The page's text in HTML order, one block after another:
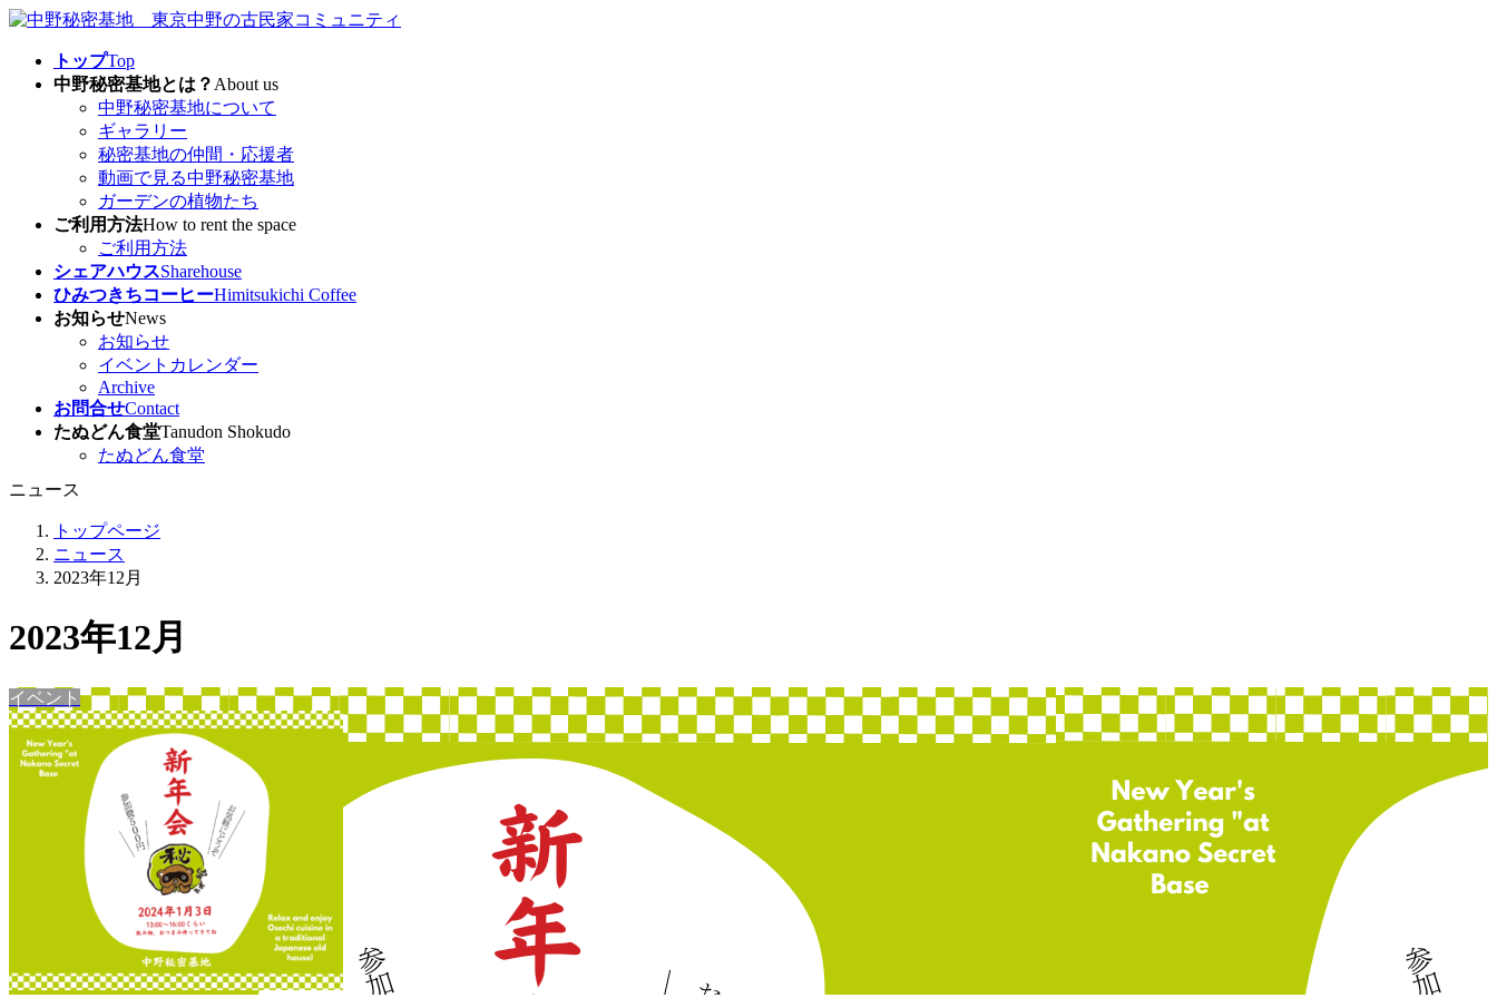
コ
ナ
トップTop
中野秘密基地とは？ About us
中野秘密基地について
ギャラリー
秘密基地の仲間・応援者
動画で見る中野秘密基地
ガーデンの植物たち
ご利用方法How to rent the space
ご利用方法
シェアハウスSharehouse
ひみつきちコーヒーHimitsukichi Coffee
お知らせNews
お知らせ
イベントカレンダー
Archive
お問合せContact
たぬどん食堂Tanudon Shokudo
たぬどん食堂
ニュース
トップページ
ニュース
2023年12月
2023年12月
イベント